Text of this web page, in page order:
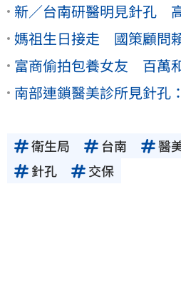
新／台南研醫明見針孔
媽祖生日接走 國策顧問
富商偷拍包養女友 百萬
南部連鎖醫美診所見針孔
衛生局 台南 醫
針孔
交保